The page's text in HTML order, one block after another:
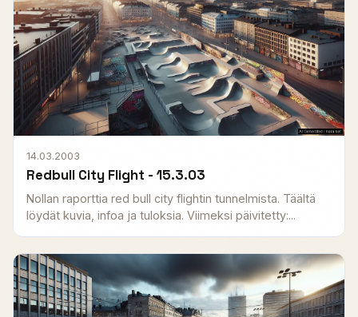
14.03.2003
Redbull City Flight - 15.3.03
Nollan raporttia red bull city flightin tunnelmista. Täältä
löydät kuvia, infoa ja tuloksia. Viimeksi päivitetty:...